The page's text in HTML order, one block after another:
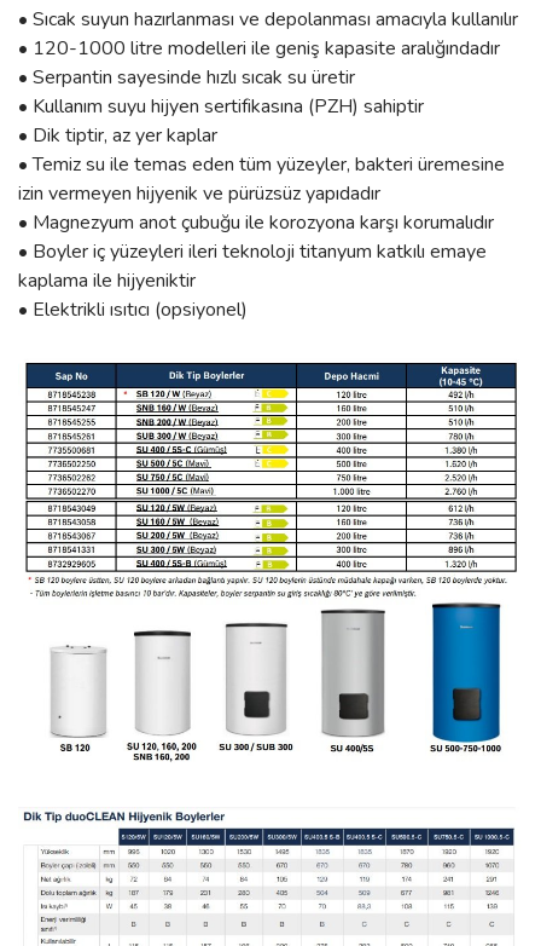
• Sıcak suyun hazırlanması ve depolanması amacıyla kullanılır
• 120-1000 litre modelleri ile geniş kapasite aralığındadır
• Serpantin sayesinde hızlı sıcak su üretir
• Kullanım suyu hijyen sertifikasına (PZH) sahiptir
• Dik tiptir, az yer kaplar
• Temiz su ile temas eden tüm yüzeyler, bakteri üremesine
izin vermeyen hijyenik ve pürüzsüz yapıdadır
• Magnezyum anot çubuğu ile korozyona karşı korumalıdır
• Boyler iç yüzeyleri ileri teknoloji titanyum katkılı emaye
kaplama ile hijyeniktir
• Elektrikli ısıtıcı (opsiyonel)